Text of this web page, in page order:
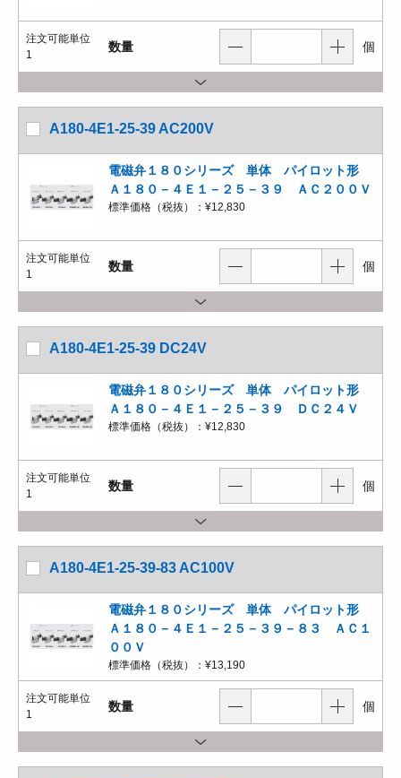
注文可能単位
1
数量 個
A180-4E1-25-39 AC200V
電磁弁１８０シリーズ 単体 パイロット形
Ａ１８０－４Ｅ１－２５－３９ ＡＣ２００Ｖ
標準価格（税抜）： ¥12,830
注文可能単位
1
数量 個
A180-4E1-25-39 DC24V
電磁弁１８０シリーズ 単体 パイロット形
Ａ１８０－４Ｅ１－２５－３９ ＤＣ２４Ｖ
標準価格（税抜）： ¥12,830
注文可能単位
1
数量 個
A180-4E1-25-39-83 AC100V
電磁弁１８０シリーズ 単体 パイロット形
Ａ１８０－４Ｅ１－２５－３９－８３ ＡＣ１
００Ｖ
標準価格（税抜）： ¥13,190
注文可能単位
1
数量 個